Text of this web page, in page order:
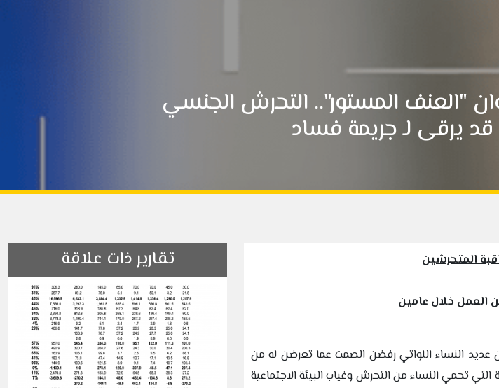
"العنف المستور".. التحرش الجنسي
يرقى لـ جريمة فساد
المتحرشين
النساء اللواتي رفضن الصمت عما تعرضن له من
تحمي النساء من التحرش وغياب البيئة الاجتماعية
تقارير ذات علاقة